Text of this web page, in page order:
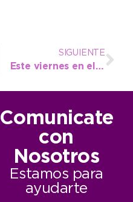
SIGUIENTE
Este viernes en el CIC habrá un taller para prevenir caídas
Comunicate
con
Nosotros
Estamos para
ayudarte